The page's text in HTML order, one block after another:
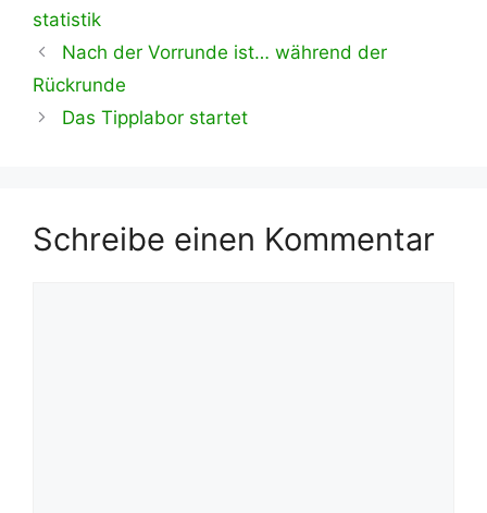
statistik
Nach der Vorrunde ist… während der
Rückrunde
Das Tipplabor startet
Schreibe einen Kommentar